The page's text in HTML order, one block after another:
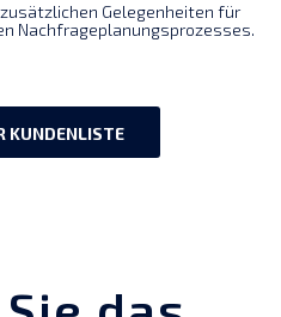
Gelegenheiten für
Nachfrageplanungsprozesses.
KUNDENLISTE